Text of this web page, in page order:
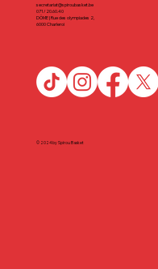
secretariat@spiroubasket.be
071/20.60.40
DÔME | Rue des olympiades 2,
6000 Charleroi
© 2024 by Spirou Basket